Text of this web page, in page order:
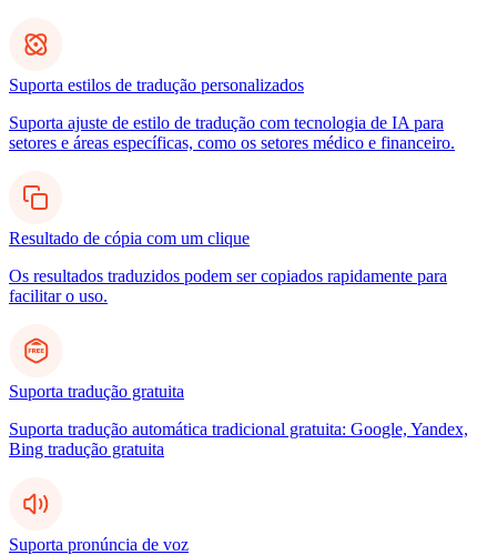
Suporta estilos de tradução personalizados
Suporta ajuste de estilo de tradução com tecnologia de IA para
setores e áreas específicas, como os setores médico e financeiro.
Resultado de cópia com um clique
Os resultados traduzidos podem ser copiados rapidamente para
facilitar o uso.
Suporta tradução gratuita
Suporta tradução automática tradicional gratuita: Google, Yandex,
Bing tradução gratuita
Suporta pronúncia de voz